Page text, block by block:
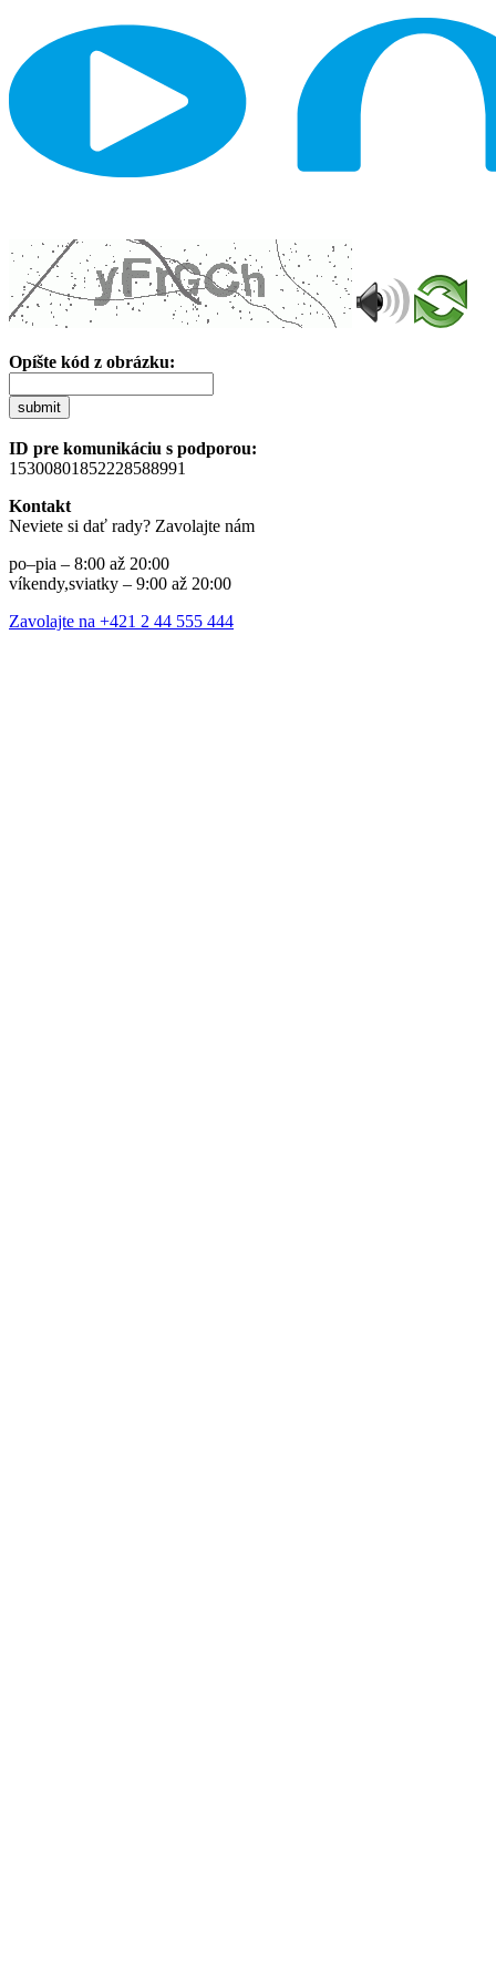
Opíšte kód z obrázku:
submit
ID pre komunikáciu s podporou:
15300801852228588991
Kontakt
Neviete si dať rady? Zavolajte nám
po–pia – 8:00 až 20:00
víkendy,sviatky – 9:00 až 20:00
Zavolajte na +421 2 44 555 444